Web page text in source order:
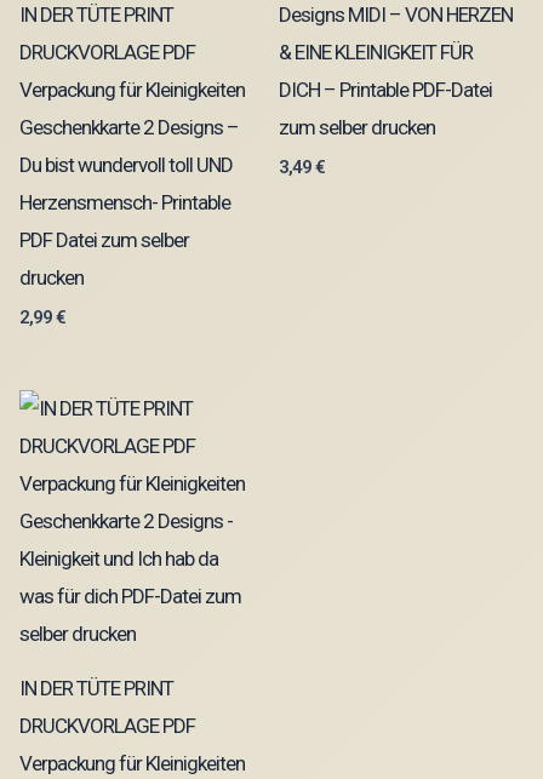
IN DER TÜTE PRINT
DRUCKVORLAGE PDF
Verpackung für Kleinigkeiten
Geschenkkarte 2 Designs –
Du bist wundervoll toll UND
Herzensmensch- Printable
PDF Datei zum selber
drucken
2,99€
Designs MIDI – VON HERZEN
& EINE KLEINIGKEIT FÜR
DICH – Printable PDF-Datei
zum selber drucken
3,49€
IN DER TÜTE PRINT
DRUCKVORLAGE PDF
Verpackung für Kleinigkeiten